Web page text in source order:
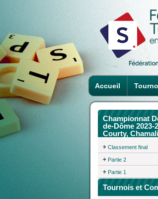
Accueil
Championnat
de-Dôme 2023-
Courty,
Classement final
Partie 2
Partie 1
Tournois et